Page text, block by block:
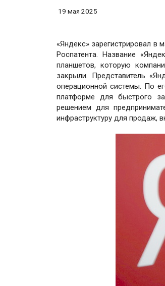
19 мая 2025
«Яндекс» зарегистрировал в
Роспатента. Название
планшетов, которую
закрыли. Представитель
операционной системы. По
платформе для быстрого
решением для
инфраструктуру для продаж,